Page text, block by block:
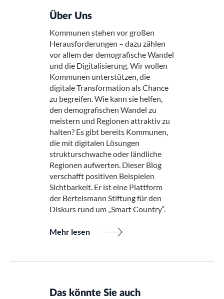
Über Uns
Kommunen stehen vor großen
Herausforderungen – dazu zählen
vor allem der demografische Wandel
und die Digitalisierung. Wir wollen
Kommunen unterstützen, die
digitale Transformation als Chance
zu begreifen. Wie kann sie helfen,
den demografischen Wandel zu
meistern und Regionen attraktiv zu
halten? Es gibt bereits Kommunen,
die mit digitalen Lösungen
strukturschwache oder ländliche
Regionen aufwerten. Dieser Blog
verschafft positiven Beispielen
Sichtbarkeit. Er ist eine Plattform
der Bertelsmann Stiftung für den
Diskurs rund um „Smart Country“.
Mehr lesen
Das könnte Sie auch